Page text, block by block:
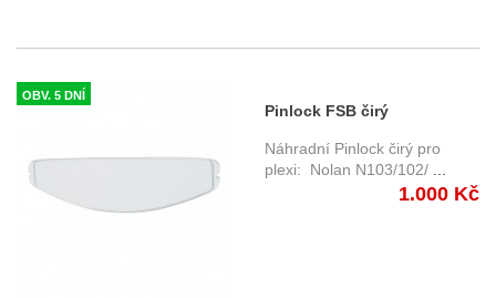
OBV. 5 DNÍ
Pinlock FSB čirý
N103/102/101/100/91/90/
čirý - silikonovým lemem
Náhradní Pinlock čirý pro
plexi: Nolan N103/102/
1.000 Kč